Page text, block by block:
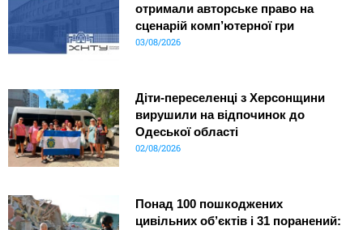
отримали авторське право на
сценарій комп’ютерної гри
03/08/2026
Діти-переселенці з Херсонщини
вирушили на відпочинок до
Одеської області
02/08/2026
Понад 100 пошкоджених
цивільних об’єктів і 31 поранений: